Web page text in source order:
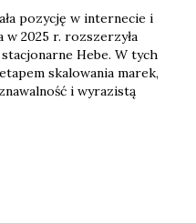
pozycję w internecie i
w 2025 r. rozszerzyła
Hebe. W tych
skalowania marek,
i wyrazistą